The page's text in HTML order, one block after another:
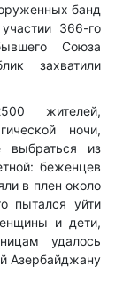
банд
366-го
Союза
захватили
жителей,
ночи,
выбраться из
беженцев
в плен около
пытался уйти
и дети,
удалось
Азербайджану